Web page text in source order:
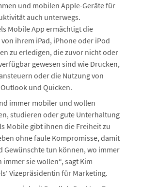
und mobilen Apple-Geräte für
auch unterwegs.
Mobile App ermächtigt die
ihrem iPad, iPhone oder iPod
zu erledigen, die zuvor nicht oder
gewesen sind wie Drucken,
oder die Nutzung von
und Quicken.
immer mobiler und wollen
studieren oder gute Unterhaltung
Mobile gibt ihnen die Freiheit zu
ohne faule Kompromisse, damit
Gewünschte tun können, wo immer
sie wollen“, sagt Kim
Vizepräsidentin für Marketing.